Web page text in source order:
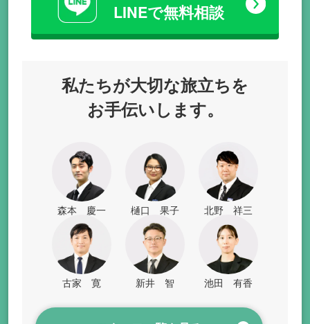
LINEで無料相談
私たちが大切な旅立ちを
お手伝いします。
森本 慶一 樋口 果子 北野 祥三
古家 寛 新井 智 池田 有香